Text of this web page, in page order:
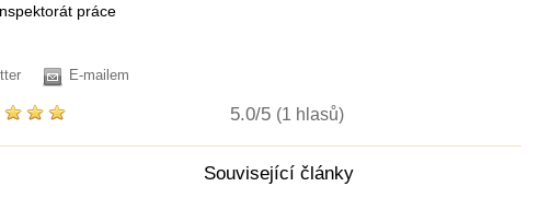
práce
E-mailem
5.0/5 (1 hlasů)
Související články